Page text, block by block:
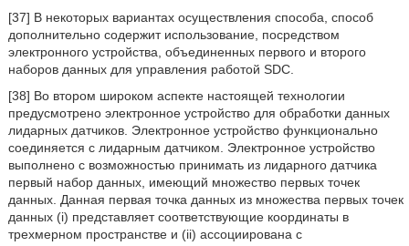
[37] В некоторых вариантах осуществления способа, способ
дополнительно содержит использование, посредством
электронного устройства, объединенных первого и второго
наборов данных для управления работой SDC.
[38] Во втором широком аспекте настоящей технологии
предусмотрено электронное устройство для обработки данных
лидарных датчиков. Электронное устройство функционально
соединяется с лидарным датчиком. Электронное устройство
выполнено с возможностью принимать из лидарного датчика
первый набор данных, имеющий множество первых точек
данных. Данная первая точка данных из множества первых точек
данных (i) представляет соответствующие координаты в
трехмерном пространстве и (ii) ассоциирована с